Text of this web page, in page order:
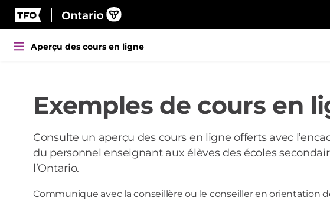
Passer
contenu
TFO.
S’ouvre
dans
une
gouvernement
de
l’Ontario.
une
nouvelle
Aperçu des cours en ligne
Exemples de cours en
Consulte un aperçu des cours en ligne offerts avec
du personnel enseignant aux élèves des écoles
l’Ontario.
Communique avec la conseillère ou le conseiller en orientation